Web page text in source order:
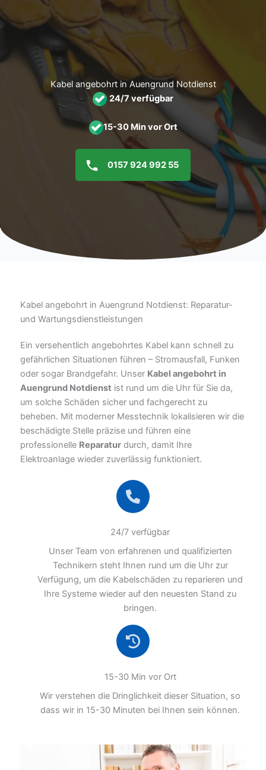
Inhalt
Kabel angebohrt in Auengrund Notdienst
24/7 verfügbar
15-30 Min vor Ort
0157 924 992 55
Kabel angebohrt in Auengrund Notdienst: Reparatur-
und Wartungsdienstleistungen
Ein versehentlich angebohrtes Kabel kann schnell zu
gefährlichen Situationen führen – Stromausfall, Funken
oder sogar Brandgefahr. Unser Kabel angebohrt in
Auengrund Notdienst ist rund um die Uhr für Sie da,
um solche Schäden sicher und fachgerecht zu
beheben. Mit moderner Messtechnik lokalisieren wir die
beschädigte Stelle präzise und führen eine
professionelle Reparatur durch, damit Ihre
Elektroanlage wieder zuverlässig funktioniert.
24/7 verfügbar
Unser Team von erfahrenen und qualifizierten
Technikern steht Ihnen rund um die Uhr zur
Verfügung, um die Kabelschäden zu reparieren und
Ihre Systeme wieder auf den neuesten Stand zu
bringen.
15-30 Min vor Ort
Wir verstehen die Dringlichkeit dieser Situation, so
dass wir in 15-30 Minuten bei Ihnen sein können.